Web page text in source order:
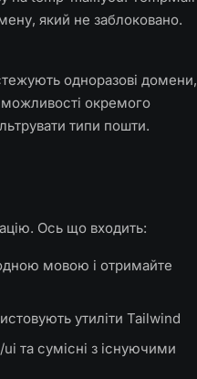
який не заблоковано.
одноразові домени,
окремого
типи пошти.
Ось що входить:
мовою і отримайте
утиліти Tailwind
та сумісні з існуючими